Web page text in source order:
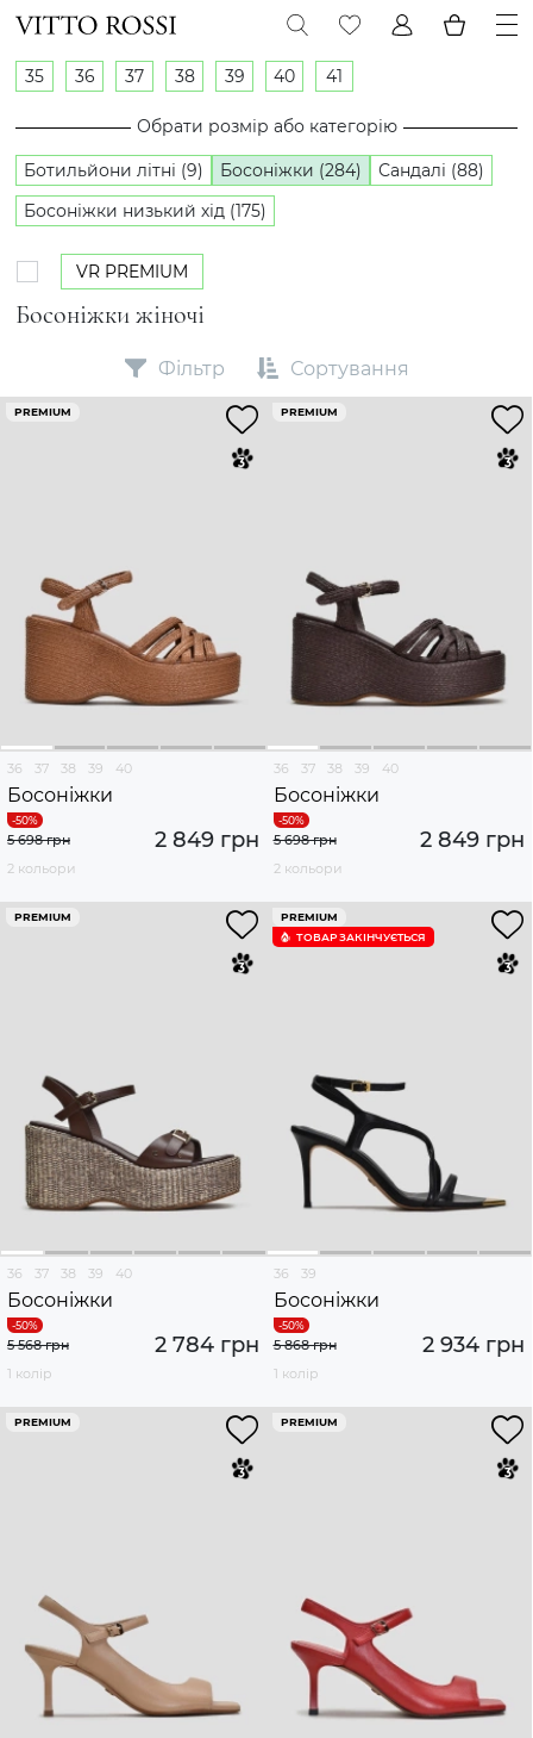
Босоніжки жіночі
35 36 37 38 39 40 41
Обрати розмір або категорію
Ботильйони літні (9) Босоніжки (284)
Сандалі (88)
Босоніжки низький хід (175)
VR PREMIUM
Фільтр Сортування
PREMIUM
36 37 38 39 40
Босоніжки
2 849 грн
5 698 грн
2 кольори
PREMIUM
36 37 38 39 40
Босоніжки
2 849 грн
5 698 грн
2 кольори
PREMIUM
36 37 38 39 40
Босоніжки
2 784 грн
5 568 грн
1 колір
PREMIUM
ТОВАР ЗАКІНЧУЄTЬСЯ
36 39
Босоніжки
2 934 грн
5 868 грн
1 колір
PREMIUM PREMIUM